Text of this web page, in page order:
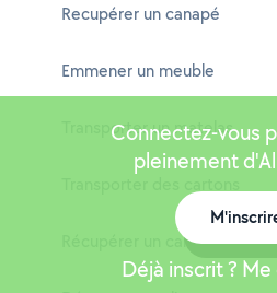
Recupérer un canapé
Emmener un meuble
Transporter un matelas
Récupérer un canapé
Connectez-vous
pleinement
Déjà inscrit ?